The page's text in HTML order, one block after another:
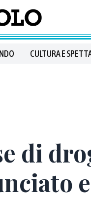
CULTURA E
di